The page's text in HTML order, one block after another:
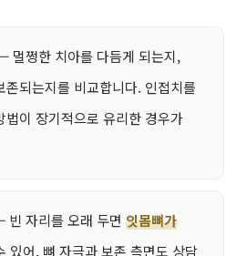
멀쩡한 치아를 다듬게 되는지,
존되는지를 비교합니다. 인접치를
법이 장기적으로 유리한 경우가
빈 자리를 오래 두면 잇몸뼈가
있어, 뼈 자극과 보존 측면도 상담